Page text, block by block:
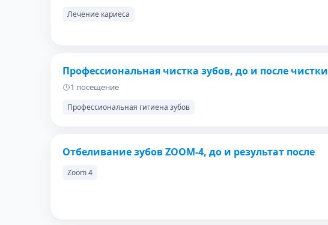
Лечение кариеса
ДО
Профессиональная чистка зубов, до и после чистки
1 посещение
Профессиональная гигиена зубов
ДО
Отбеливание зубов ZOOM-4, до и результат после
Zoom 4